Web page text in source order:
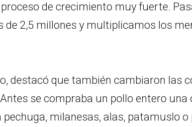
de crecimiento muy fuerte.
de 2,5 millones y multiplicamos los
destacó que también cambiaron las
se compraba un pollo entero una
pechuga, milanesas, alas, patamuslo